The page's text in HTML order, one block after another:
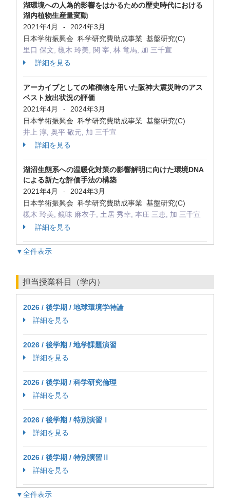
湖環境への人為的影響をはかるための歴史時代における
湖内植物生産量変動
2021年4月
-
2024年3月
日本学術振興会 科学研究費助成事業 基盤研究(C)
里口 保文, 槻木 玲美, 関 宰, 林 竜馬, 加 三千宣
詳細を見る
アーカイブとしての堆積物を用いた阪神大震災時のアス
ベスト放出状況の評価
2021年4月
-
2024年3月
日本学術振興会 科学研究費助成事業 基盤研究(C)
井上 淳, 奥平 敬元, 加 三千宣
詳細を見る
湖沼生態系への温暖化対策の影響解明に向けた環境DNA
による新たな評価手法の構築
2021年4月
-
2024年3月
日本学術振興会 科学研究費助成事業 基盤研究(C)
槻木 玲美, 鏡味 麻衣子, 土居 秀幸, 本庄 三恵, 加 三千宣
詳細を見る
▼全件表示
担当授業科目（学内）
2026 / 後学期 / 地球環境学特論
詳細を見る
2026 / 後学期 / 地学課題演習
詳細を見る
2026 / 後学期 / 科学研究倫理
詳細を見る
2026 / 後学期 / 特別演習Ⅰ
詳細を見る
2026 / 後学期 / 特別演習Ⅱ
詳細を見る
▼全件表示